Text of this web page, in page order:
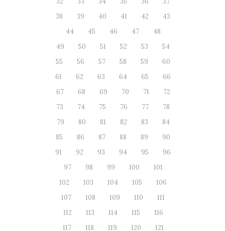
38
39 40 41 42
43
44
45 46 47
48
49
50 51 52 53
54
55
56 57 58 59
60
61
62 63 64 65
66
67
68 69 70 71
72
73
74 75 76 77
78
79
80 81 82 83
84
85
86 87 88 89
90
91
92 93 94 95
96
97
98 99 100
101
102
103 104 105
106
107
108 109 110
111
112
113 114 115
116
117
118 119 120
121